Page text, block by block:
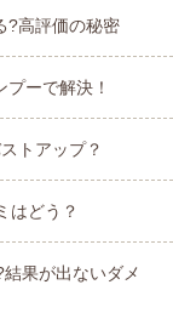
?高評価の秘密
ーで解決！
トアップ？
はどう？
果が出ないダメ